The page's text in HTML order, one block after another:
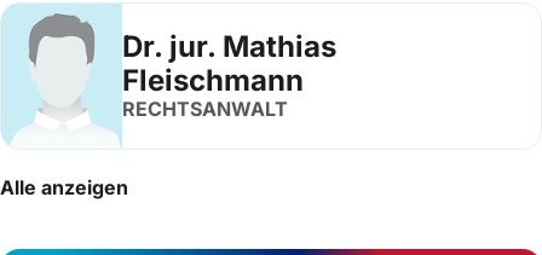
Dr. jur. Mathias
Fleischmann
RECHTSANWALT
Alle anzeigen